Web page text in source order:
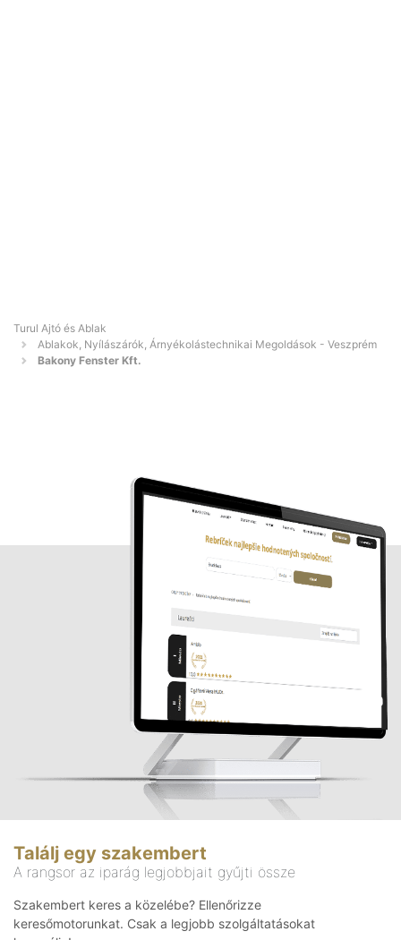
Turul Ajtó és Ablak
Ablakok, Nyílászárók, Árnyékolástechnikai Megoldások - Veszprém
Bakony Fenster Kft.
Találj egy szakembert
A rangsor az iparág legjobbjait gyűjti össze
Szakembert keres a közelébe? Ellenőrizze
keresőmotorunkat. Csak a legjobb szolgáltatásokat